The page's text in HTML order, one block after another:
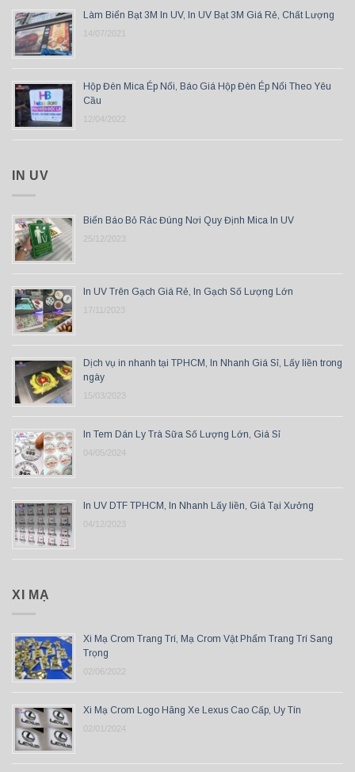
Làm Biển Bạt 3M In UV, In UV Bạt 3M Giá Rẻ, Chất Lượng
14/07/2021
Hộp Đèn Mica Ép Nổi, Báo Giá Hộp Đèn Ép Nổi Theo Yêu
Cầu
12/04/2022
IN UV
Biển Báo Bỏ Rác Đúng Nơi Quy Định Mica In UV
25/12/2023
In UV Trên Gạch Giá Rẻ, In Gạch Số Lượng Lớn
17/11/2023
Dịch vụ in nhanh tại TPHCM, In Nhanh Giá Sỉ, Lấy liền trong
ngày
15/03/2023
In Tem Dán Ly Trà Sữa Số Lượng Lớn, Giá Sỉ
04/05/2024
In UV DTF TPHCM, In Nhanh Lấy liền, Giá Tại Xưởng
04/12/2023
XI MẠ
Xi Mạ Crom Trang Trí, Mạ Crom Vật Phẩm Trang Trí Sang
Trọng
02/06/2022
Xi Mạ Crom Logo Hãng Xe Lexus Cao Cấp, Uy Tín
02/01/2024